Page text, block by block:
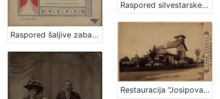
Raspored silvestarske zabave što ju dne 31. prosinca 1903. zajednički priredjuju društva "Kolo" i "Sokol"
Raspored šaljive zabave u Maksimirskom perivoju : u subotu dne 6. veljače 1904. / Hrv. pjev. društvo "Kolo" u Zagrebu
Restauracija "Josipovac" / Ivan Standl